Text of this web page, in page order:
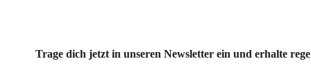
Trage dich jetzt in unseren Newsletter ein und erhalte